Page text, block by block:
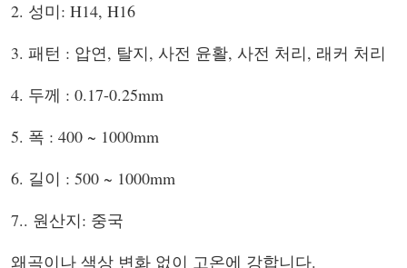
2. 성미: H14, H16
3. 패턴 : 압연, 탈지, 사전 윤활, 사전 처리, 래커 처리
4. 두께 : 0.17-0.25mm
5. 폭 : 400 ~ 1000mm
6. 길이 : 500 ~ 1000mm
7.. 원산지: 중국
왜곡이나 색상 변화 없이 고온에 강합니다.